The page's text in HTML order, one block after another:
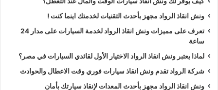
ونش انقاذ الرواد مجهز بأحدث التقنيات لخدمتك اينما كنت !
تعرف على مميزات ونش انقاذ الرواد لخدمة السيارات على مدار 24
ساعة
لماذا يعتبر ونش انقاذ الرواد الاختيار الأول لقائدي السيارات في مصر؟
شركة الرواد تقدم ونش انقاذ سيارات فوري وقت الاعطال والحوادث
ونش انقاذ الرواد مجهز بأحدث المعدات لإنقاذ سيارتك بأمان